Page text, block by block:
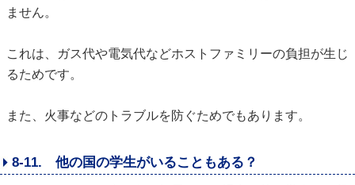
ません。
これは、ガス代や電気代などホストファミリーの負担が生じ
るためです。
また、火事などのトラブルを防ぐためでもあります。
8-11. 他の国の学生がいることもある？